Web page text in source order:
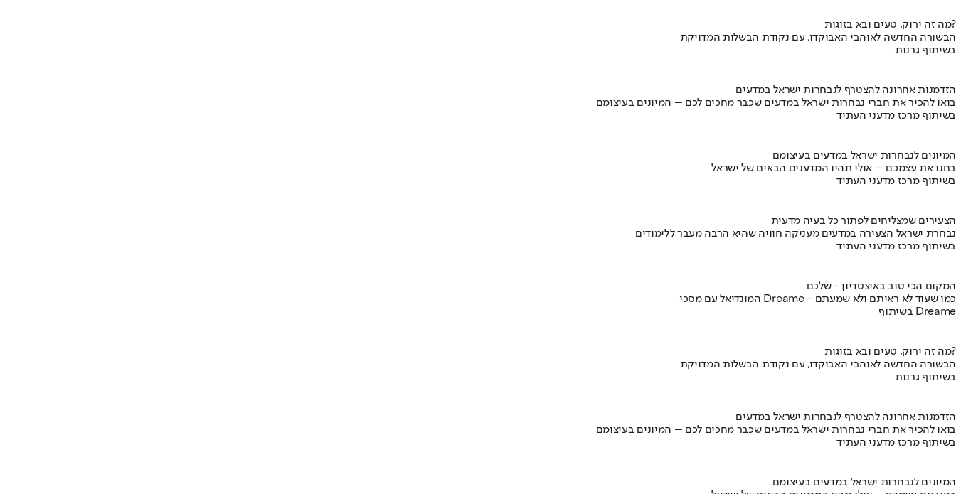
מה זה ירוק, טעים ובא בזוגות?
הבשורה החדשה לאוהבי האבוקדו, עם נקודת הבשלות המדויקת
בשיתוף גרנות
הזדמנות אחרונה להצטרף לנבחרות ישראל במדעים
בואו להכיר את חברי נבחרות ישראל במדעים שכבר מחכים לכם – המיונים בעיצומם
בשיתוף מרכז מדעני העתיד
המיונים לנבחרות ישראל במדעים בעיצומם
בחנו את עצמכם – אולי תהיו המדענים הבאים של ישראל
בשיתוף מרכז מדעני העתיד
הצעירים שמצליחים לפתור כל בעיה מדעית
נבחרת ישראל הצעירה במדעים מעניקה חוויה שהיא הרבה מעבר ללימודים
בשיתוף מרכז מדעני העתיד
המקום הכי טוב באיצטדיון - שלכם
המונדיאל עם מסכי Dreame - כמו שעוד לא ראיתם ולא שמעתם
בשיתוף Dreame
מה זה ירוק, טעים ובא בזוגות?
הבשורה החדשה לאוהבי האבוקדו, עם נקודת הבשלות המדויקת
בשיתוף גרנות
הזדמנות אחרונה להצטרף לנבחרות ישראל במדעים
בואו להכיר את חברי נבחרות ישראל במדעים שכבר מחכים לכם – המיונים בעיצומם
בשיתוף מרכז מדעני העתיד
המיונים לנבחרות ישראל במדעים בעיצומם